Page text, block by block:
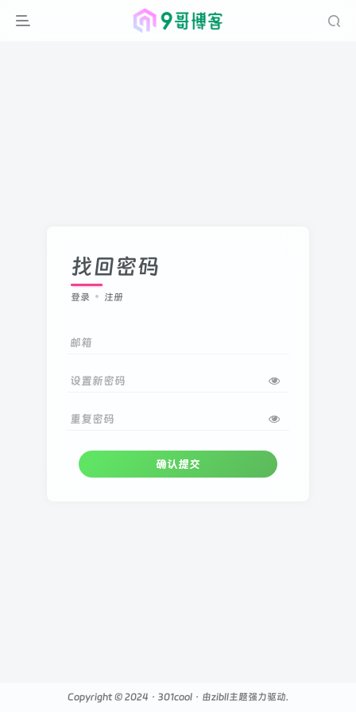
找回密码
登录 注册
邮箱
设置新密码
重复密码
确认提交
Copyright © 2024 · 301cool · 由zibll主题强力驱动.